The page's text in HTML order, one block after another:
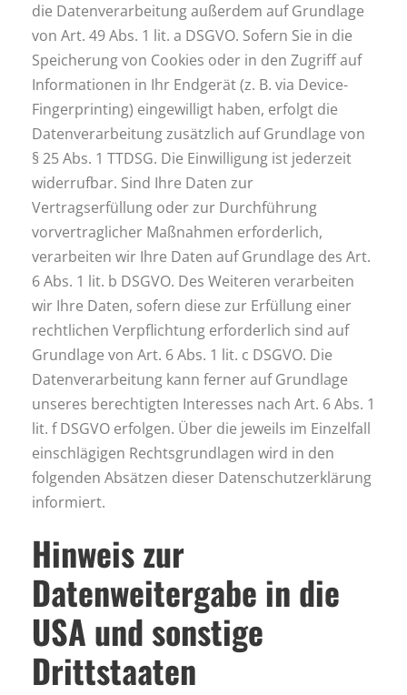
die Datenverarbeitung außerdem auf Grundlage
von Art. 49 Abs. 1 lit. a DSGVO. Sofern Sie in die
Speicherung von Cookies oder in den Zugriff auf
Informationen in Ihr Endgerät (z. B. via Device-
Fingerprinting) eingewilligt haben, erfolgt die
Datenverarbeitung zusätzlich auf Grundlage von
§ 25 Abs. 1 TTDSG. Die Einwilligung ist jederzeit
widerrufbar. Sind Ihre Daten zur
Vertragserfüllung oder zur Durchführung
vorvertraglicher Maßnahmen erforderlich,
verarbeiten wir Ihre Daten auf Grundlage des Art.
6 Abs. 1 lit. b DSGVO. Des Weiteren verarbeiten
wir Ihre Daten, sofern diese zur Erfüllung einer
rechtlichen Verpflichtung erforderlich sind auf
Grundlage von Art. 6 Abs. 1 lit. c DSGVO. Die
Datenverarbeitung kann ferner auf Grundlage
unseres berechtigten Interesses nach Art. 6 Abs. 1
lit. f DSGVO erfolgen. Über die jeweils im Einzelfall
einschlägigen Rechtsgrundlagen wird in den
folgenden Absätzen dieser Datenschutzerklärung
informiert.
Hinweis zur
Datenweitergabe in die
USA und sonstige
Drittstaaten